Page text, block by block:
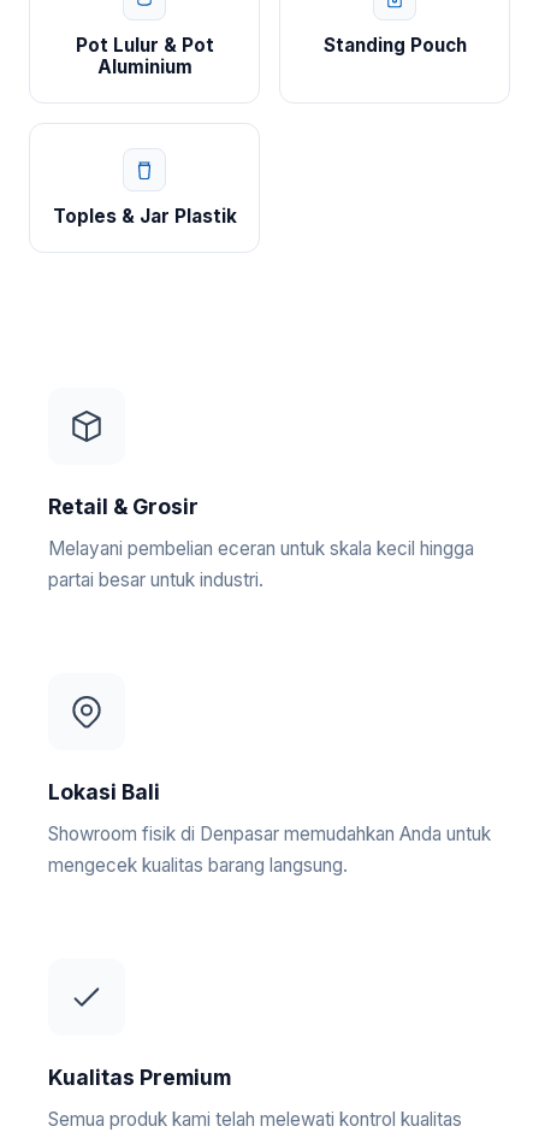
Pot Lulur & Pot
Aluminium
Standing Pouch
Toples & Jar Plastik
Retail & Grosir
Melayani pembelian eceran untuk skala kecil hingga
partai besar untuk industri.
Lokasi Bali
Showroom fisik di Denpasar memudahkan Anda untuk
mengecek kualitas barang langsung.
Kualitas Premium
Semua produk kami telah melewati kontrol kualitas